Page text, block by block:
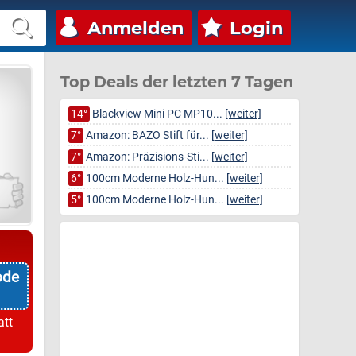
Anmelden Login
Top Deals der letzten 7 Tagen
14° Blackview Mini PC MP10... [weiter]
7° Amazon: BAZO Stift für... [weiter]
7° Amazon: Präzisions-Sti... [weiter]
6° 100cm Moderne Holz-Hun... [weiter]
5° 100cm Moderne Holz-Hun... [weiter]